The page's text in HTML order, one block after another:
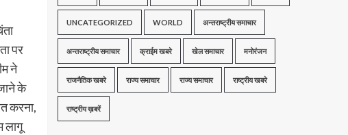
पर
ने
के
करना,
लागू
UNCATEGORIZED WORLD अन्तराष्ट्रीय समाचार
अन्तराष्ट्रीय समाचार क्राईम खबरे खेल समाचार मनोरंजन
राजनैतिक खबरे राज्य समाचार राज्य समाचार राष्ट्रीय खबरे
राष्ट्रीय ख़बरें